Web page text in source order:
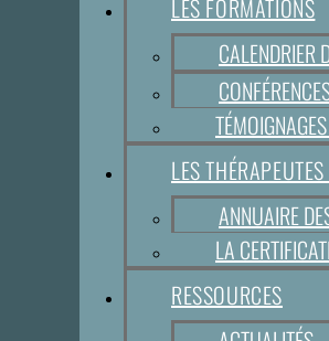
LES FORMATIONS
CALENDRIER
LES
ANNUAIRE
LA
RESSOURCES